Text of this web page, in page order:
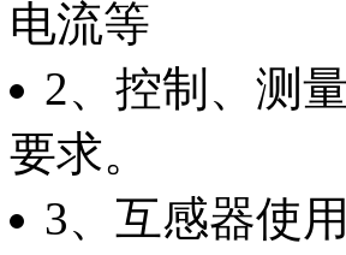
电流等
2、控制、测
要求。
3、互感器使